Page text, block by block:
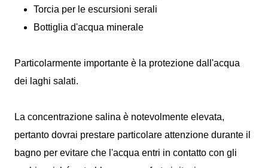
Torcia per le escursioni serali
Bottiglia d'acqua minerale
Particolarmente importante è la protezione dall'acqua
dei laghi salati.
La concentrazione salina è notevolmente elevata,
pertanto dovrai prestare particolare attenzione durante il
bagno per evitare che l'acqua entri in contatto con gli